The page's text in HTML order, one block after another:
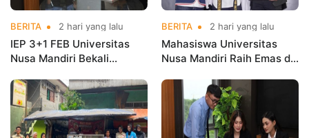
BERITA 2 hari yang lalu
IEP 3+1 FEB Universitas
Nusa Mandiri Bekali
Kerja Sebelum Lulus
BERITA 2 hari yang lalu
Mahasiswa Universitas
Nusa Mandiri Raih Emas di
Indonesia Open
Championships 2026